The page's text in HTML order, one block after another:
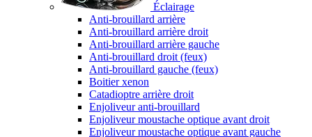
Éclairage
Anti-brouillard arrière
Anti-brouillard arrière droit
Anti-brouillard arrière gauche
Anti-brouillard droit (feux)
Anti-brouillard gauche (feux)
Boitier xenon
Catadioptre arrière droit
Enjoliveur anti-brouillard
Enjoliveur moustache optique avant droit
Enjoliveur moustache optique avant gauche